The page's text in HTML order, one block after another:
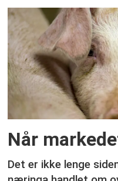
Når
Det er ikke lenge